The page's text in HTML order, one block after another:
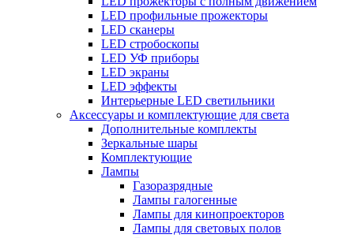
LED профильные прожекторы
LED сканеры
LED стробоскопы
LED УФ приборы
LED экраны
LED эффекты
Интерьерные LED светильники
Аксессуары и комплектующие для света
Дополнительные комплекты
Зеркальные шары
Комплектующие
Лампы
Газоразрядные
Лампы галогенные
Лампы для кинопроекторов
Лампы для световых полов